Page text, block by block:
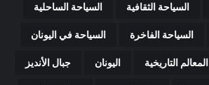
السياحة الثقافية السياحة الساحلية
السياحة الفاخرة السياحة في اليونان
المعالم التاريخية اليونان جبال الأنديز